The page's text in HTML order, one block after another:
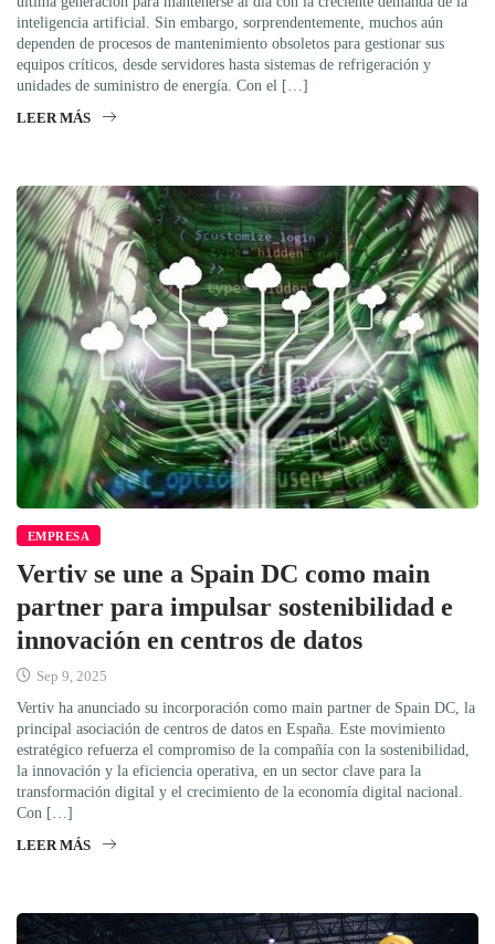
inteligencia artificial. Sin embargo, sorprendentemente, muchos aún
dependen de procesos de mantenimiento obsoletos para gestionar sus
equipos críticos, desde servidores hasta sistemas de refrigeración y
unidades de suministro de energía. Con el […]
LEER MÁS
EMPRESA
Vertiv se une a Spain DC como main
partner para impulsar sostenibilidad e
innovación en centros de datos
Sep 9, 2025
Vertiv ha anunciado su incorporación como main partner de Spain DC, la
principal asociación de centros de datos en España. Este movimiento
estratégico refuerza el compromiso de la compañía con la sostenibilidad,
la innovación y la eficiencia operativa, en un sector clave para la
transformación digital y el crecimiento de la economía digital nacional.
Con […]
LEER MÁS